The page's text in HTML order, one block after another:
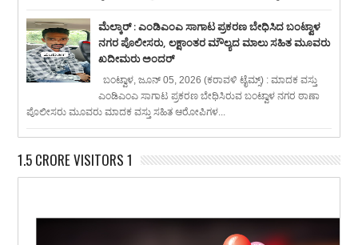
ಮೆಲ್ಕಾರ್ : ಎಂಡಿಎಂಎ ಸಾಗಾಟ ಪ್ರಕರಣ ಬೇಧಿಸಿದ ಬಂಟ್ವಾಳ
ನಗರ ಪೊಲೀಸರು, ಲಕ್ಷಾಂತರ ಮೌಲ್ಯದ ಮಾಲು ಸಹಿತ ಮೂವರು
ಖದೀಮರು ಅಂದರ್
ಬಂಟ್ವಾಳ, ಜೂನ್ 05, 2026 (ಕರಾವಳಿ ಟೈಮ್ಸ್) : ಮಾದಕ ವಸ್ತು
ಎಂಡಿಎಂಎ ಸಾಗಾಟ ಪ್ರಕರಣ ಬೇಧಿಸಿರುವ ಬಂಟ್ವಾಳ ನಗರ ಠಾಣಾ
ಪೊಲೀಸರು ಮೂವರು ಮಾದಕ ವಸ್ತು ಸಹಿತ ಆರೋಪಿಗಳ...
1.5 CRORE VISITORS 1